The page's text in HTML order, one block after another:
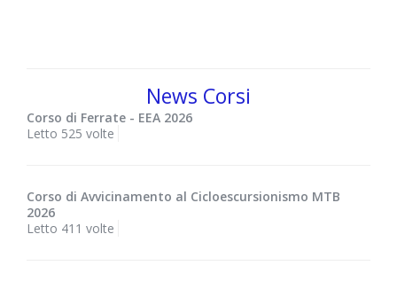
News Corsi
Corso di Ferrate - EEA 2026
Letto 525 volte
Corso di Avvicinamento al Cicloescursionismo MTB
2026
Letto 411 volte